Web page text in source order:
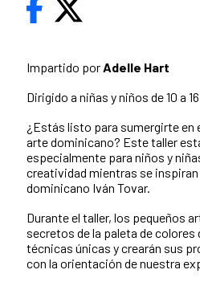
Impartido porAdelle Hart
Dirigido a niñas y niños de 10 a
¿Estás listo para sumergirte en
arte dominicano? Este taller
especialmente para niños y
creatividad mientras se
dominicano Iván Tovar.
Durante el taller, los pequeños
secretos de la paleta de colores
técnicas únicas y crearán sus
con la orientación de nuestra